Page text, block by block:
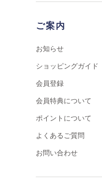
ご案内
お知らせ
ショッピングガイド
会員登録
会員特典について
ポイントについて
よくあるご質問
お問い合わせ